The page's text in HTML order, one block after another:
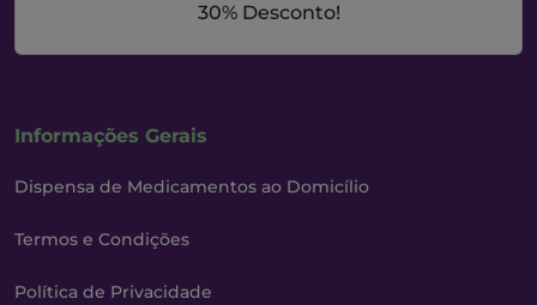
30% Desconto!
Informações Gerais
Dispensa de Medicamentos ao Domicílio
Termos e Condições
Política de Privacidade